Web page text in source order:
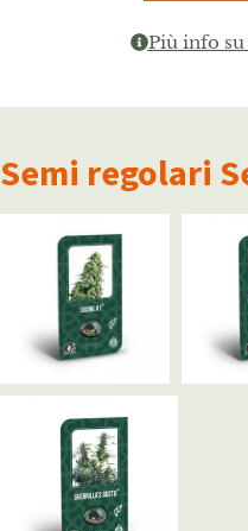
Più info
Semi regolari